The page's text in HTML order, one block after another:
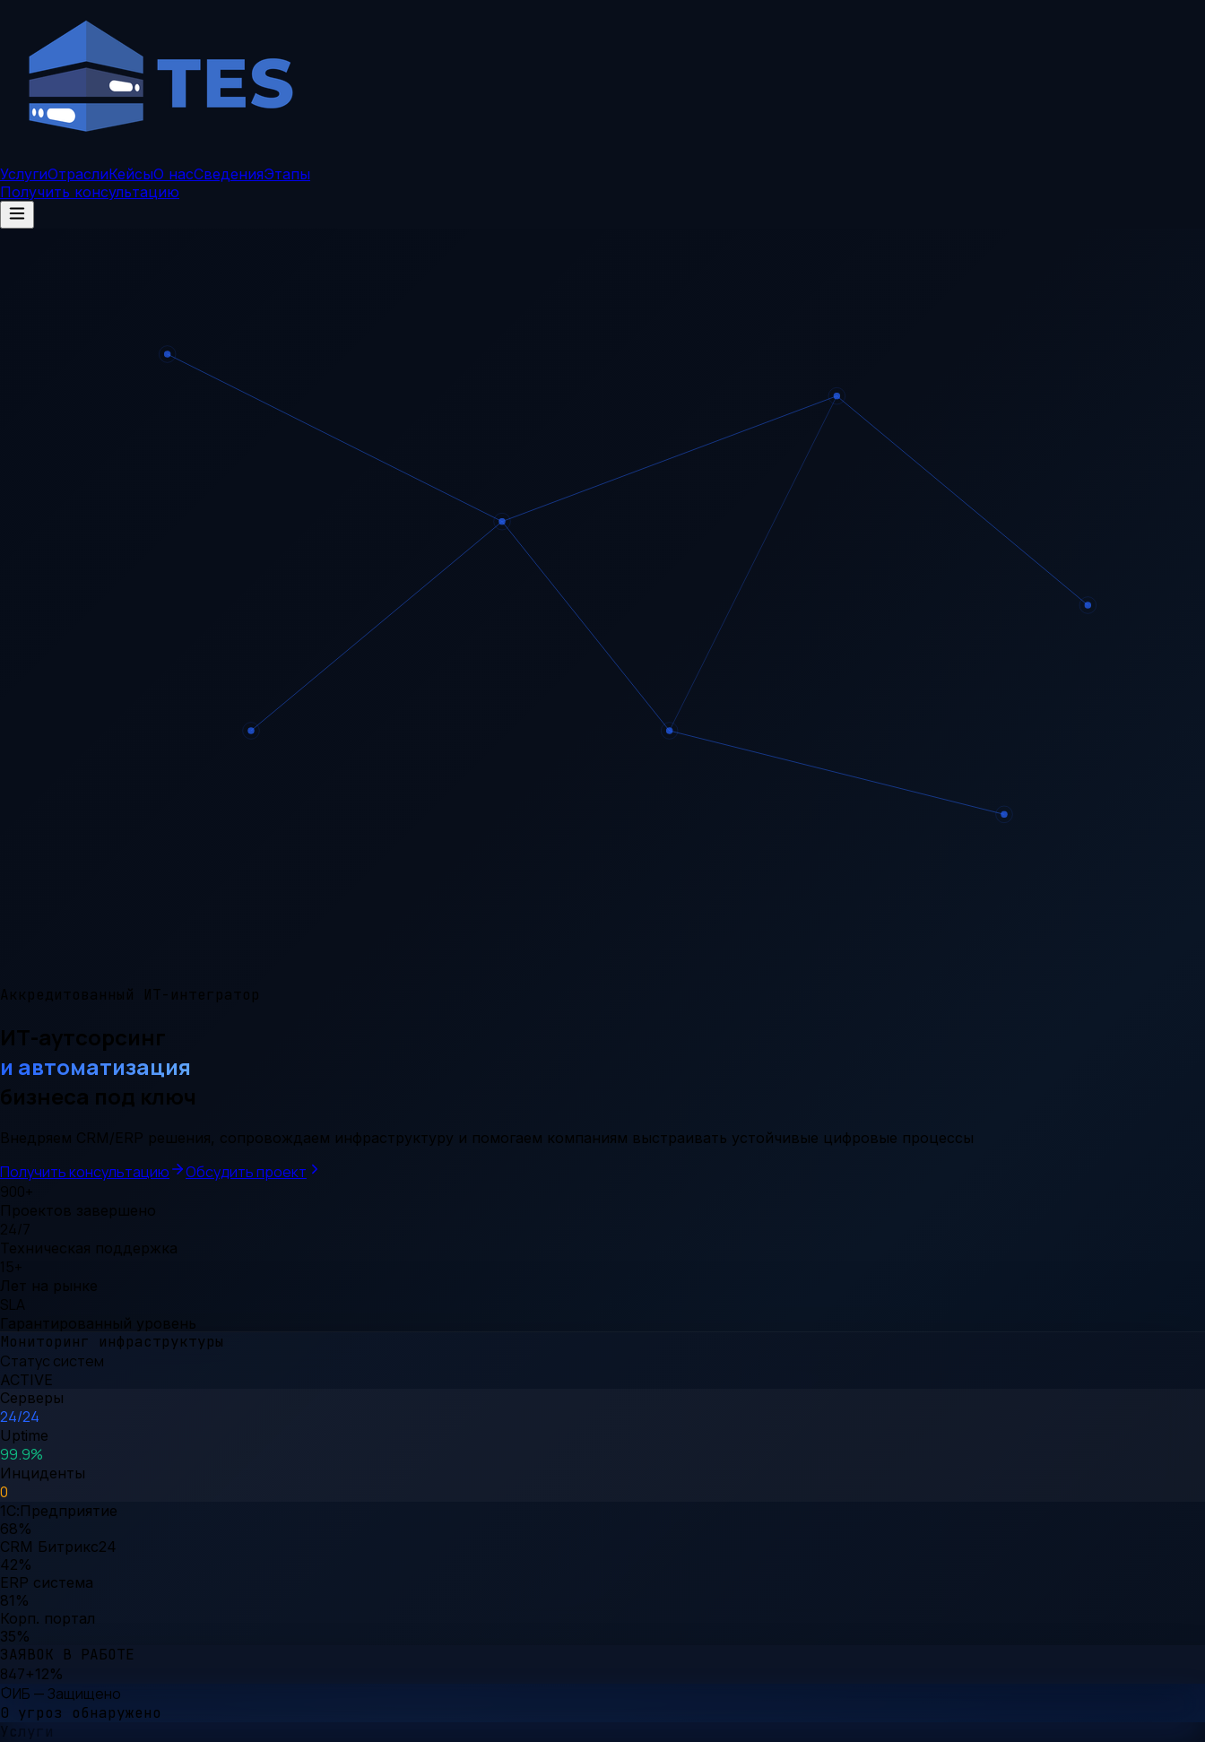
УслугиОтраслиКейсыО насСведенияЭтапы
Получить консультацию
Аккредитованный ИТ-интегратор
ИТ-аутсорсинг
и автоматизация
бизнеса под ключ
Внедряем CRM/ERP решения, сопровождаем инфраструктуру и помогаем компаниям выстраивать устойчивые цифровые процессы
Получить консультацию
Обсудить проект
900+
Проектов завершено
24/7
Техническая поддержка
15+
Лет на рынке
SLA
Гарантированный уровень
Мониторинг инфраструктуры
Статус систем
ACTIVE
Серверы
24/24
Uptime
99.9%
Инциденты
0
1С:Предприятие
68%
CRM Битрикс24
42%
ERP система
81 %
Корп. портал
35%
ЗАЯВОК В РАБОТЕ
847+12%
ИБ — Защищено
0 угроз обнаружено
Услуги